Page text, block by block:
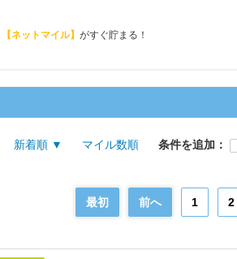
【ネットマイル】 がすぐ貯まる！
新着順 ▼ マイル数順 条件を追加：
最初 前へ 1 2